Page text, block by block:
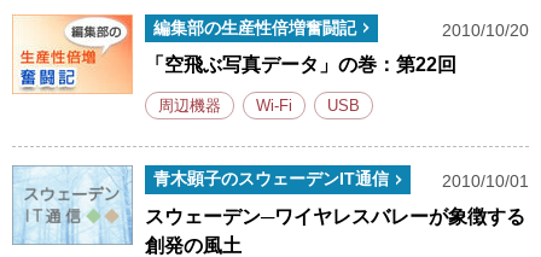
編集部の生産性倍増奮闘記 2010/10/20
「空飛ぶ写真データ」の巻：第22回
周辺機器 Wi-Fi USB
青木顕子のスウェーデンIT通信 2010/10/01
スウェーデン─ワイヤレスバレーが象徴する
創発の風土